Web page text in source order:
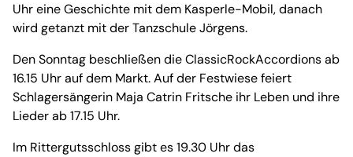
Uhr eine Geschichte mit dem Kasperle-Mobil, danach
wird getanzt mit der Tanzschule Jörgens.
Den Sonntag beschließen die ClassicRockAccordions ab
16.15 Uhr auf dem Markt. Auf der Festwiese feiert
Schlagersängerin Maja Catrin Fritsche ihr Leben und ihre
Lieder ab 17.15 Uhr.
Im Rittergutsschloss gibt es 19.30 Uhr das